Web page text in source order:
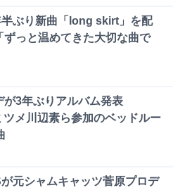
ぶり新曲「long skirt」を配
ずっと温めてきた大切な曲で
が3年ぶりアルバム発表
メ川辺素ら参加のベッドルー
元シャムキャッツ菅原プロデ